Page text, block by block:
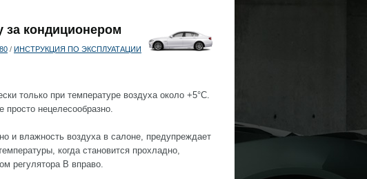
за кондиционером
/ ИНСТРУКЦИЯ ПО ЭКСПЛУАТАЦИИ
только при температуре воздуха около +5°С.
просто нецелесообразно.
и влажность воздуха в салоне, предупреждает
когда становится прохладно,
регулятора В вправо.